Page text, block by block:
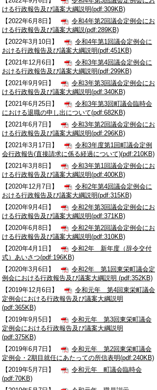
ける行政報告及び議案大綱説明(pdf:309KB)
【2022年6月8日】
令和4年第2回議会定例会にお
ける行政報告及び議案大綱説(pdf:289KB)
【2022年3月10日】
令和4年第1回議会定例会に
おける行政報告及び議案大綱説明(pdf:451KB)
【2021年12月6日】
令和3年第4回議会定例会に
おける行政報告及び議案大綱説明(pdf:299KB)
【2021年9月9日】
令和3年第3回議会定例会にお
ける行政報告及び議案大綱説明(pdf:340KB)
【2021年6月25日】
令和3年第3回町議会臨時会
における退職の申し出について(pdf:682KB)
【2021年6月7日】
令和3年第2回議会定例会にお
ける行政報告及び議案大綱説明(pdf:296KB)
【2021年3月17日】
令和3年度第1回町議会定例
会行政報告(直接請求に係る経過について)(pdf:210KB)
【2021年3月8日】
令和3年第1回議会定例会にお
ける行政報告及び議案大綱説明(pdf:400KB)
【2020年12月7日】
令和2年第4回議会定例会に
おける行政報告及び議案大綱説明(pdf:315KB)
【2020年9月4日】
令和2年第3回議会定例会にお
ける行政報告及び議案大綱説明(pdf:371KB)
【2020年6月8日】
令和2年第2回議会定例会にお
ける行政報告及び議案大綱説明(pdf:310KB)
【2020年4月1日】
令和2年 新年度（辞令交付
式）あいさつ(pdf:196KB)
【2020年3月6日】
令和2年 第1回東栄町議会定
例会における行政報告及び議案大綱説明 (pdf:352KB)
【2019年12月6日】
令和元年 第4回東栄町議会
定例会における行政報告及び議案大綱説明
(pdf:365KB)
【2019年9月5日】
令和元年 第3回東栄町議会
定例会における行政報告及び議案大綱説明
(pdf:375KB)
【2019年6月7日】
令和元年 第2回東栄町議会
定例会・2期目就任にあたっての所信表明(pdf:240KB)
【2019年5月7日】
令和元年 町議会臨時会
(pdf:70KB)